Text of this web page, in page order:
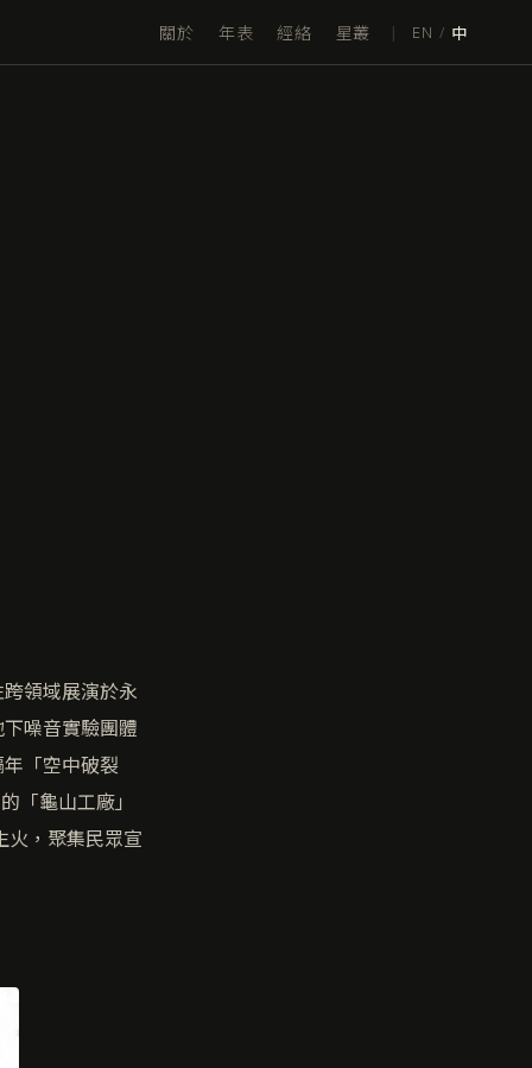
關於 年表 經絡 星叢 | EN / 中
領域展演於永
噪音實驗團體
「空中破裂
「龜山工廠」
火，聚集民眾宣